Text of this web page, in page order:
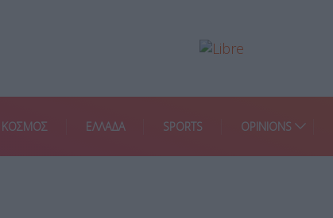
ΚΟΣΜΟΣ ΕΛΛΑΔΑ SPORTS OPINIONS